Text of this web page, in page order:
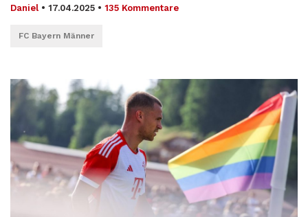
Daniel • 17.04.2025 • 135 Kommentare
FC Bayern Männer